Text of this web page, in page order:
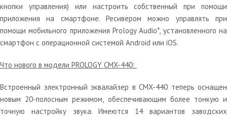
кнопки управления) или настроить собственный при помощи
приложения на смартфоне. Ресивером можно управлять при
помощи мобильного приложения Prology Audio*, установленного на
смартфон с операционной системой Android или iOS.
Что нового в модели PROLOGY CMX-440:
Встроенный электронный эквалайзер в CMX-440 теперь оснащен
новым 20-полосным режимом, обеспечивающим более тонкую и
точную настройку звука. Имеются 14 вариантов заводских